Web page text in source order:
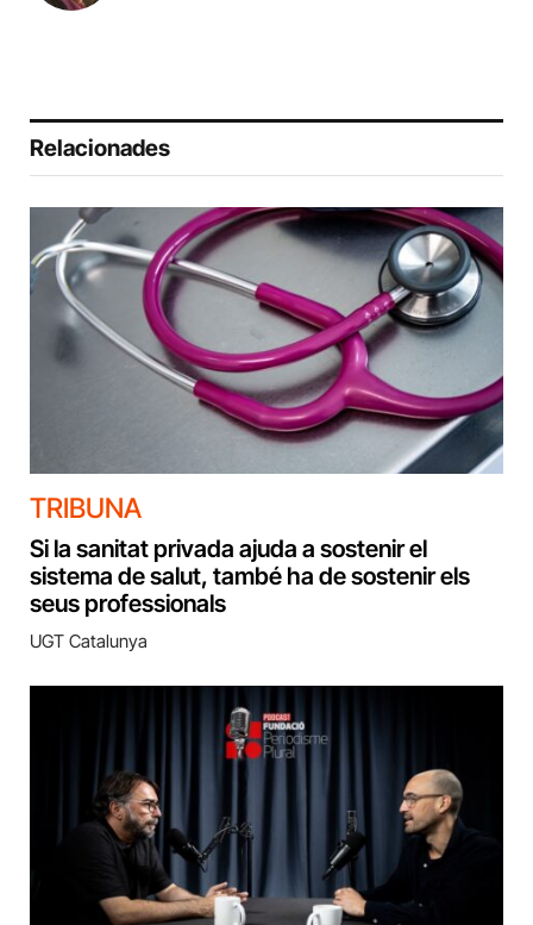
Relacionades
TRIBUNA
Si la sanitat privada ajuda a sostenir el
sistema de salut, també ha de sostenir els
seus professionals
UGT Catalunya